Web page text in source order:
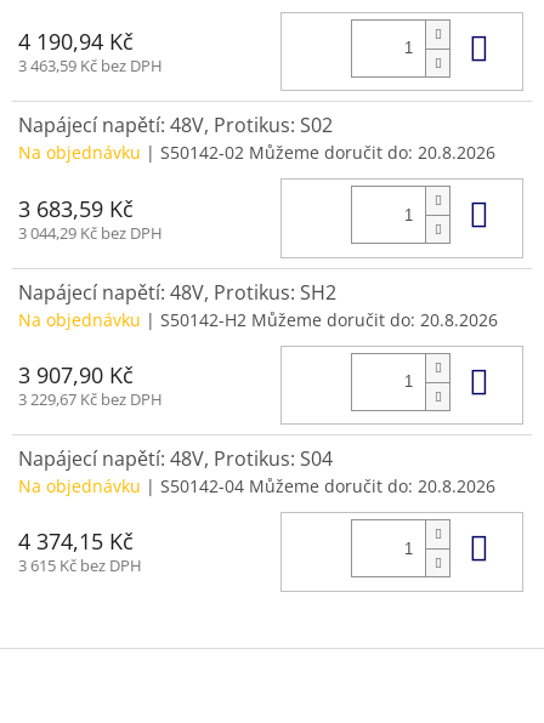
4 190,94 Kč
3 463,59 Kč bez DPH
Napájecí napětí: 48V, Protikus: S02
Na objednávku | S50142-02 Můžeme doručit do: 20.8.2026
3 683,59 Kč
3 044,29 Kč bez DPH
Napájecí napětí: 48V, Protikus: SH2
Na objednávku | S50142-H2 Můžeme doručit do: 20.8.2026
3 907,90 Kč
3 229,67 Kč bez DPH
Napájecí napětí: 48V, Protikus: S04
Na objednávku | S50142-04 Můžeme doručit do: 20.8.2026
4 374,15 Kč
3 615 Kč bez DPH
Z